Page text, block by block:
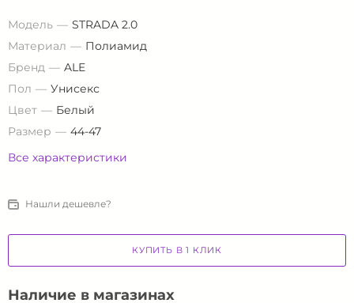
Модель
STRADA 2.0
Материал
Полиамид
Бренд
ALE
Пол
Унисекс
Цвет
Белый
Размер
44-47
Все характеристики
Нашли дешевле?
КУПИТЬ В 1 КЛИК
Наличие в магазинах